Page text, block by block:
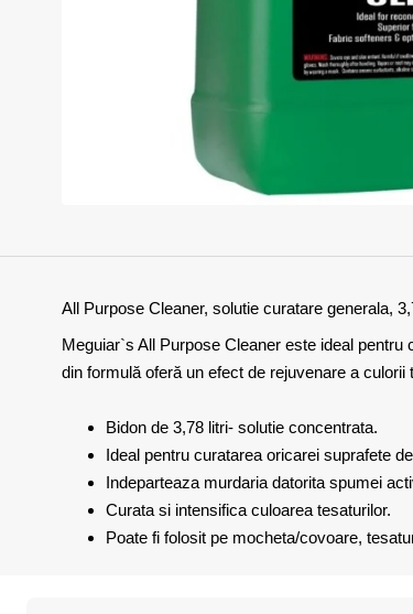
All Purpose Cleaner, solutie curatare generala,
Meguiar`s All Purpose Cleaner este ideal
din formulă oferă un efect de rejuvenare a culorii
Bidon de 3,78 litri- solutie concentrata.
Ideal pentru curatarea oricarei suprafete
Indeparteaza murdaria datorita spumei
Curata si intensifica culoarea tesaturilor.
Poate fi folosit pe mocheta/covoare,